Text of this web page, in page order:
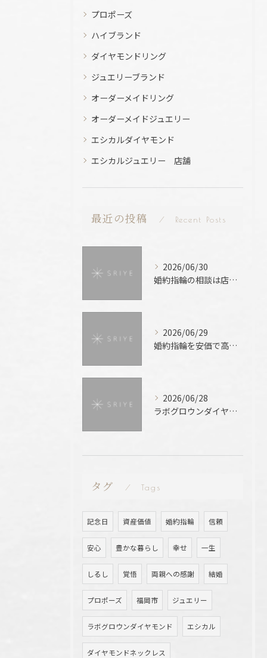
プロポーズ
ハイブランド
ダイヤモンドリング
ジュエリーブランド
オーダーメイドリング
オーダーメイドジュエリー
エシカルダイヤモンド
エシカルジュエリー 店舗
最近の投稿 Recent Posts
2026/06/30
婚約指輪の相談は店舗で失敗しない選び方とおすすめな理由を解説
2026/06/29
婚約指輪を安価で高品質に選ぶためのブランド比較と賢い予算術ガイド
2026/06/28
ラボグロウンダイヤモンドと天然との徹底比較で後悔しない選び方を解説
タグ Tags
記念日 資産価値 婚約指輪 信頼
安心 豊かな暮らし 幸せ 一生
しるし 覚悟 両親への感謝 結婚
プロポーズ 福岡市 ジュエリー
ラボグロウンダイヤモンド エシカル
ダイヤモンドネックレス